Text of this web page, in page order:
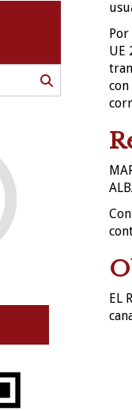
UE
EL